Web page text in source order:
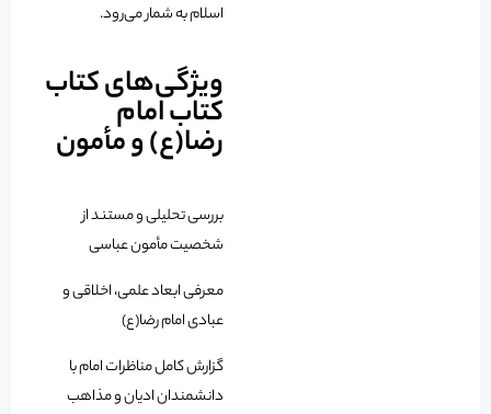
اسلام به شمار می‌رود.
ویژگی‌های کتاب
کتاب امام
رضا(ع) و مأمون
بررسی تحلیلی و مستند از
شخصیت مأمون عباسی
معرفی ابعاد علمی، اخلاقی و
عبادی امام رضا(ع)
گزارش کامل مناظرات امام با
دانشمندان ادیان و مذاهب